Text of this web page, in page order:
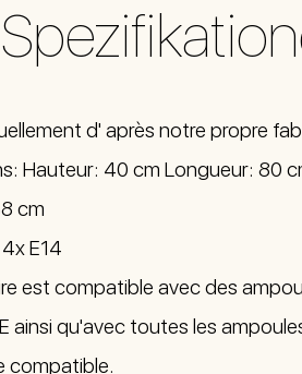
d' après notre propre
Hauteur: 40 cm Longueur: 80
cm
E14
est compatible avec des
ainsi qu'avec toutes les
compatible.